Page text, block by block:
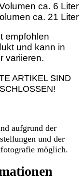
ca. 6 Liter
ca. 21 Liter
empfohlen
und kann in
variieren.
ARTIKEL SIND
aufgrund der
und der
möglich.